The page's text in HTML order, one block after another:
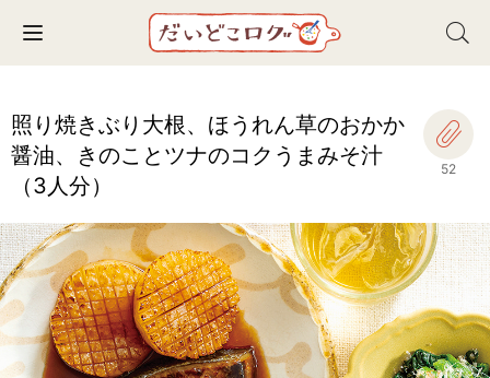
Toggle navigation
照り焼きぶり大根、ほうれん草のおかか
醤油、きのことツナのコクうまみそ汁
（3人分）
52